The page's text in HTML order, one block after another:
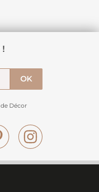
Décor
Pinterest